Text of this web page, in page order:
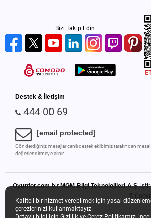
Kaliteli bir hizmet verebilmek için yasal
çerezlerinizi kullanmaktayız.
Bizi Takip Edin
Destek & İletişim
444 00 69
[email protected]
Gönderdiğiniz mesajlar canlı destek ekibimiz tarafından mesai
değerlendirmeye alınır
Oyunfor.combirMGM Bilgi Teknolojileri A.Ş.
©